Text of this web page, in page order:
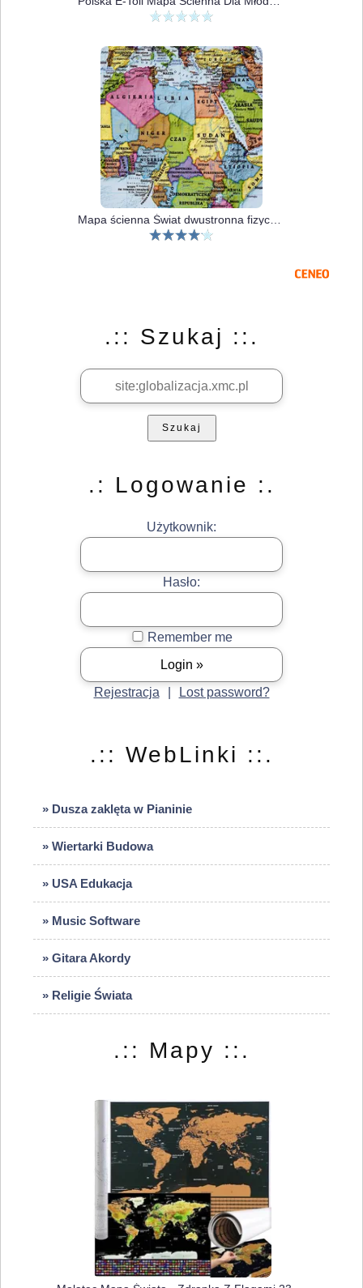
Mapa ścienna Świat dwustronna fizyczno-polityczna 1:60 000 000
.:: Szukaj ::.
Szukaj
.: Logowanie :.
Użytkownik:
Hasło:
Remember me
Rejestracja Lost password?
.:: WebLinki ::.
» Dusza zaklęta w Pianinie
» Wiertarki Budowa
» USA Edukacja
» Music Software
» Gitara Akordy
» Religie Świata
.:: Mapy ::.